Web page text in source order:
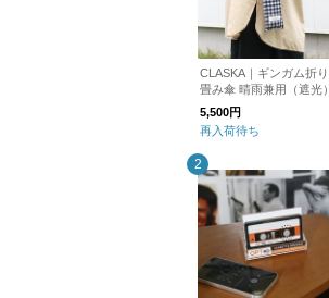
CLASKA｜ギンガム折り
畳み傘 晴雨兼用（遮光）
5,500円
再入荷待ち